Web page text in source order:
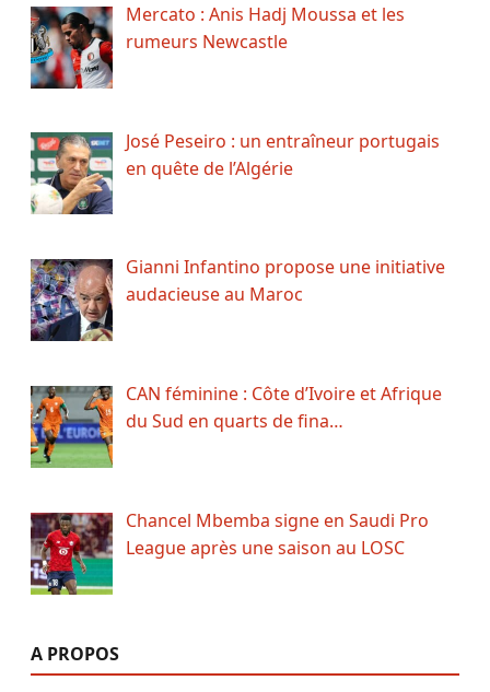
Mercato : Anis Hadj Moussa et les
rumeurs Newcastle
José Peseiro : un entraîneur portugais
en quête de l’Algérie
Gianni Infantino propose une initiative
audacieuse au Maroc
CAN féminine : Côte d’Ivoire et Afrique
du Sud en quarts de fina…
Chancel Mbemba signe en Saudi Pro
League après une saison au LOSC
A PROPOS